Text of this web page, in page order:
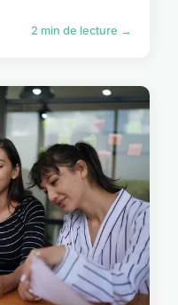
2 min de lecture →